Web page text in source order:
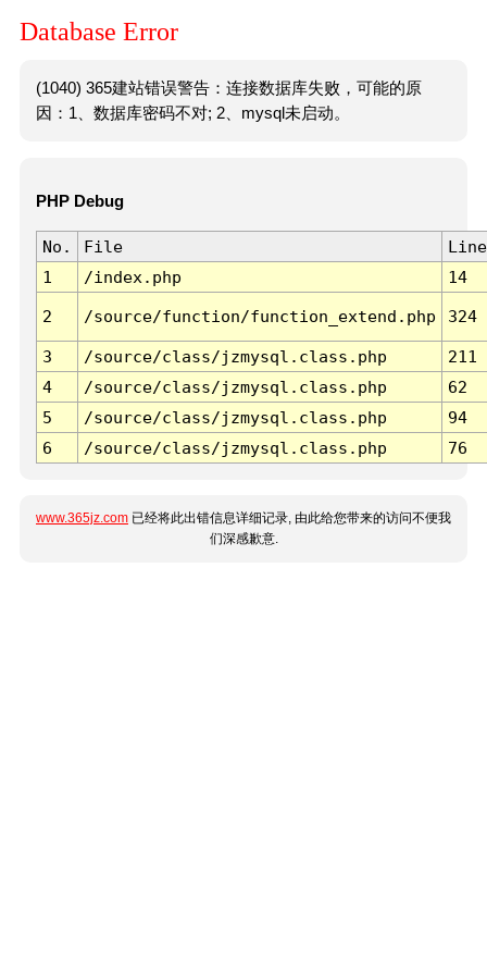
Database Error
(1040) 365建站错误警告：连接数据库失败，可能的原
因：1、数据库密码不对; 2、mysql未启动。
PHP Debug
No. File
Line
1
/index.php 14
2 /source/function/function_extend.php 324
3 /source/class/jzmysql.class.php
211
4
/source/class/jzmysql.class.php
62
5
/source/class/jzmysql.class.php
94
6
/source/class/jzmysql.class.php 76
www.365jz.com 已经将此出错信息详细记录, 由此给您带来的访问不便我
们深感歉意.